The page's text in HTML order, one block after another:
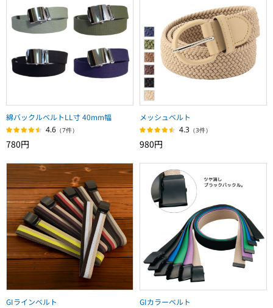
綿バックルベルトLL寸 40mm幅
4.6 （7件）
780円
メッシュベルト
4.3 （3件）
980円
GIラインベルト
GIカラーベルト